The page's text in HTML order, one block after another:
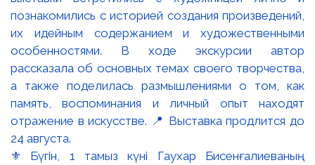
⚜️ Бүгін, 1 тамыз күні Гаухар Бисенғалиеваның